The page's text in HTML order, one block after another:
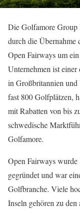
Die Golfamore Group
durch die Übernahme
Open Fairways um
Unternehmen ist
in Großbritannien
fast 800 Golfplätzen,
mit Rabatten von bis
schwedische
Golfamore.
Open Fairways wurde
gegründet und war
Golfbranche. Viele
Inseln gehören zu den